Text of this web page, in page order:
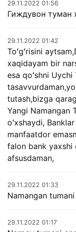
29.11.2022 01:56
Гиждувон туман
29.11.2022 01:42
Toʻgʻrisini
xaqidayam bir
esa qoʻshni
tutash,bizga
Yangi Namangan
oʻxshaydi,
manfaatdor
falon bank yaxshi
afsusdaman,
29.11.2022 01:33
Namangan
29.11.2022 01:17